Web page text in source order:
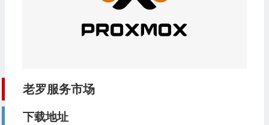
老罗服务市场
下载地址